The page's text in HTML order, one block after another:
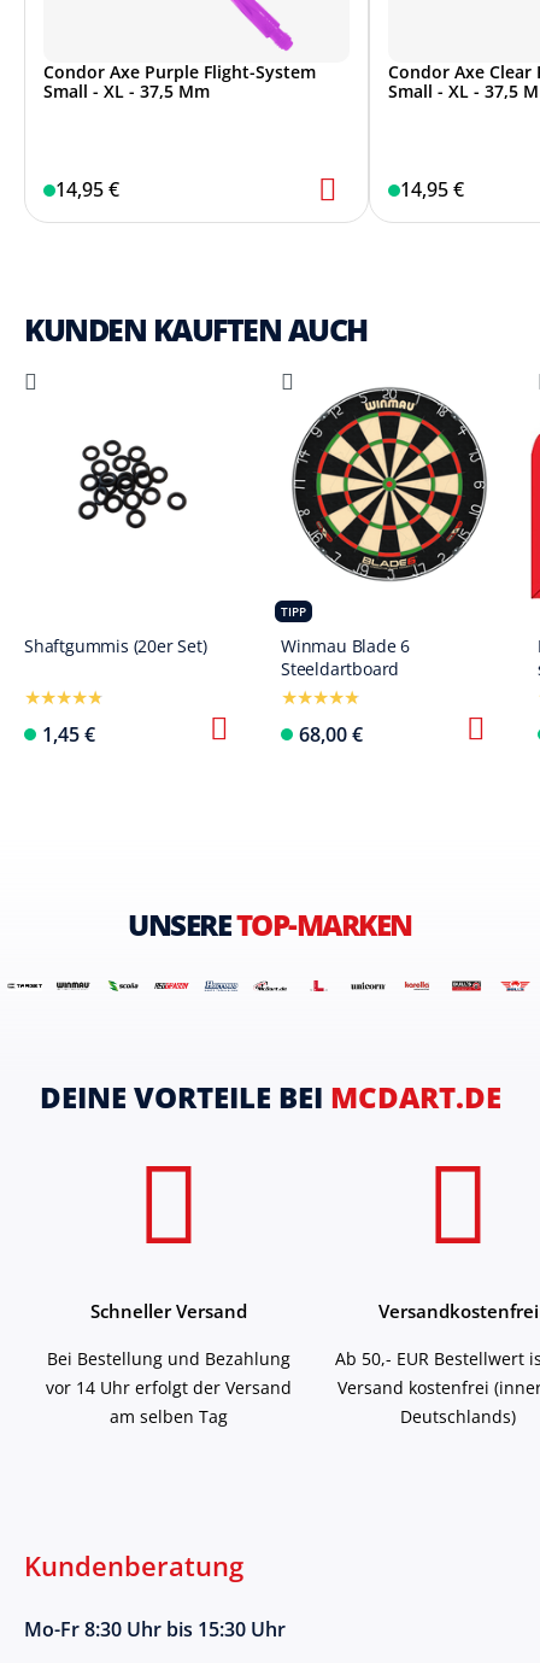
Condor Axe Purple Flight-System
Small - XL - 37,5 Mm
14,95 €
Condor Axe Clear
Small - XL - 37,5
14,95 €
KUNDEN KAUFTEN AUCH
Shaftgummis (20er Set)
1,45 €
TIPP
Winmau Blade 6
Steeldartboard
68,00 €
UNSERETOP-MARKEN
DEINE VORTEILE BEI MCDART.DE
Schneller Versand
Bei Bestellung und Bezahlung
vor 14 Uhr erfolgt der Versand
am selben Tag
Versandkostenfrei
Ab 50,- EUR Bestellwert
Versand kostenfrei
Deutschlands)
Kundenberatung
Mo-Fr 8:30 Uhr bis 15:30 Uhr